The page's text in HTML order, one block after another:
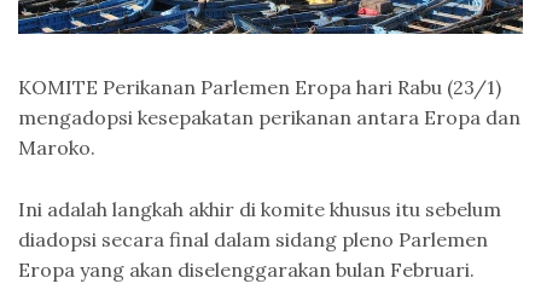
KOMITE Perikanan Parlemen Eropa hari Rabu (23/1)
mengadopsi kesepakatan perikanan antara Eropa dan
Maroko.
Ini adalah langkah akhir di komite khusus itu sebelum
diadopsi secara final dalam sidang pleno Parlemen
Eropa yang akan diselenggarakan bulan Februari.